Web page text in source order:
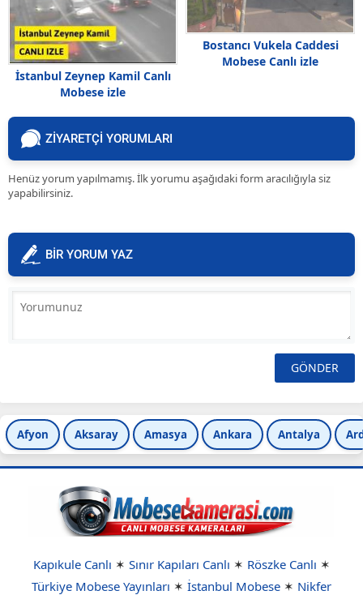
İstanbul Zeynep Kamil Canlı
Mobese izle
Bostancı Vukela Caddesi
Mobese Canlı izle
ZİYARETÇİ YORUMLARI
Henüz yorum yapılmamış. İlk yorumu aşağıdaki form aracılığıyla siz
yapabilirsiniz.
BİR YORUM YAZ
Afyon Aksaray Amasya Ankara Antalya
Kapıkule Canlı ✶ Sınır Kapıları Canlı ✶ Röszke Canlı ✶
Türkiye Mobese Yayınları ✶ İstanbul Mobese ✶ Nikfer